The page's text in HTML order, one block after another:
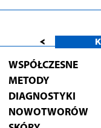
<
WSPÓŁCZESNE
METODY
DIAGNOSTYKI
NOWOTWORÓW